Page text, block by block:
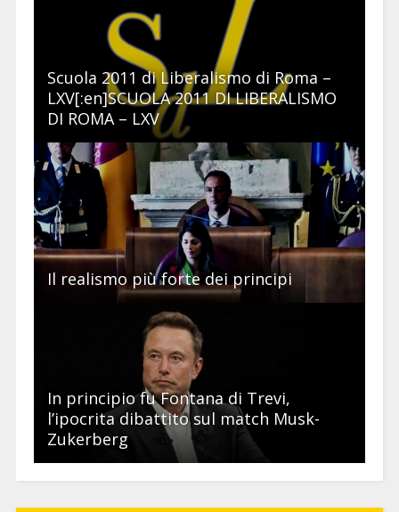
Scuola 2011 di Liberalismo di Roma –
LXV[:en]SCUOLA 2011 DI LIBERALISMO
DI ROMA – LXV
Il realismo più forte dei principi
In principio fu Fontana di Trevi,
l’ipocrita dibattito sul match Musk-
Zukerberg